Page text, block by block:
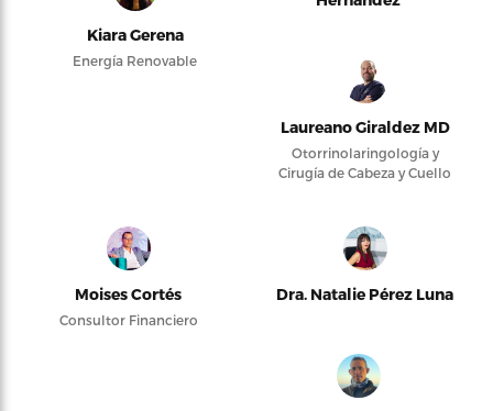
Kiara Gerena
Energía Renovable
Laureano Giraldez MD
Otorrinolaringología y
Cirugía de Cabeza y Cuello
Moises Cortés
Consultor Financiero
Dra. Natalie Pérez Luna